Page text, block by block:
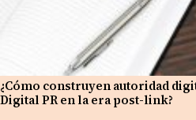
¿Cómo construyen autoridad
Digital PR en la era post-link?